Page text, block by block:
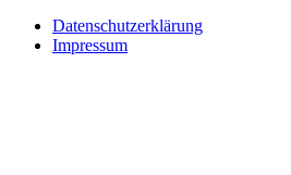
Datenschutzerklärung
Impressum